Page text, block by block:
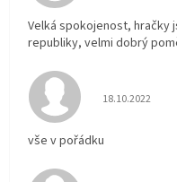
Velká spokojenost, hračky
republiky, velmi dobrý
Hodnocení
18.10.2022
vše v pořádku